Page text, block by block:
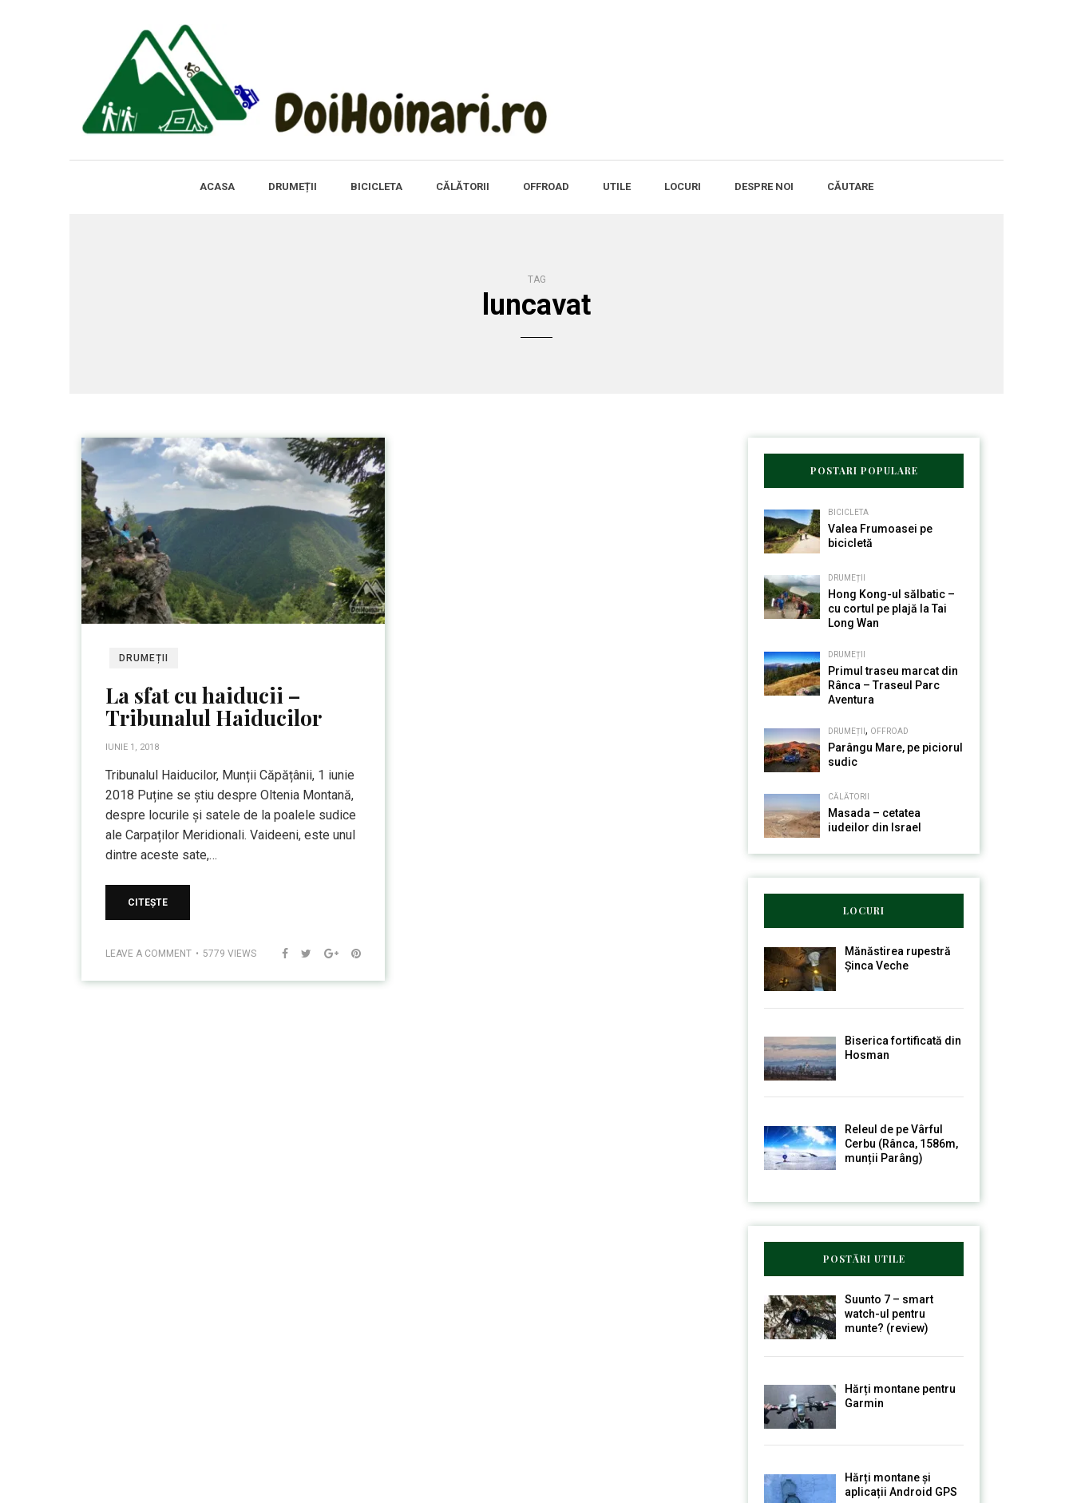
ACASA DRUMEȚII BICICLETA CĂLĂTORII OFFROAD UTILE LOCURI DESPRE NOI CĂUTARE
TAG
luncavat
DRUMEȚII
La sfat cu haiducii –
Tribunalul Haiducilor
IUNIE 1, 2018
Tribunalul Haiducilor, Munții Căpățânii, 1 iunie
2018 Puține se știu despre Oltenia Montană,
despre locurile și satele de la poalele sudice
ale Carpaților Meridionali. Vaideeni, este unul
dintre aceste sate,…
CITEȘTE
LEAVE A COMMENT 5779 VIEWS
POSTARI POPULARE
BICICLETA
Valea Frumoasei pe
bicicletă
DRUMEȚII
Hong Kong-ul sălbatic –
cu cortul pe plajă la Tai
Long Wan
DRUMEȚII
Primul traseu marcat din
Rânca – Traseul Parc
Aventura
DRUMEȚII , OFFROAD
Parângu Mare, pe piciorul
sudic
CĂLĂTORII
Masada – cetatea
iudeilor din Israel
LOCURI
Mănăstirea rupestră
Șinca Veche
Biserica fortificată din
Hosman
Releul de pe Vârful
Cerbu (Rânca, 1586m,
munții Parâng)
POSTĂRI UTILE
Suunto 7 – smart
watch-ul pentru
munte? (review)
Hărți montane pentru
Garmin
Hărți montane și
aplicații Android GPS